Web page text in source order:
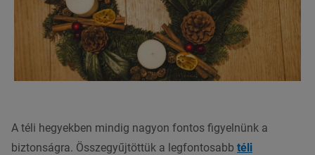
A téli hegyekben mindig nagyon fontos figyelnünk a
biztonságra. Összegyűjtöttük a legfontosabb téli